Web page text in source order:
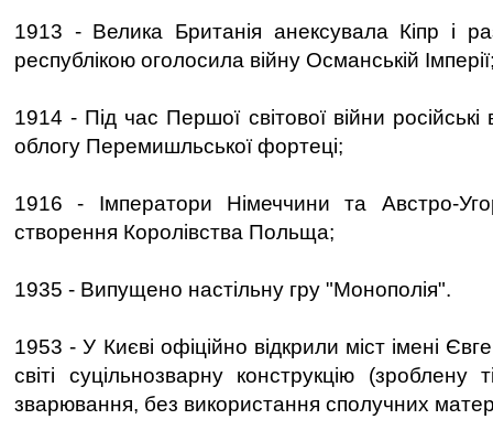
1913 - Велика Британія анексувала Кіпр і
республікою оголосила війну Османській
1914 - Під час Першої світової війни російські
облогу Перемишльської фортеці;
1916 - Імператори Німеччини та Австро-
створення Королівства Польща;
1935 - Випущено настільну гру "Монополія".
1953 - У Києві офіційно відкрили міст імені
світі суцільнозварну конструкцію (зроблену
зварювання, без використання сполучних